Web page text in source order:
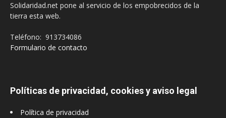
Solidaridad.net pone al servicio de los empobrecidos de la
tierra esta web.
Teléfono: 913734086
Formulario de contacto
Políticas de privacidad, cookies y aviso legal
Política de privacidad